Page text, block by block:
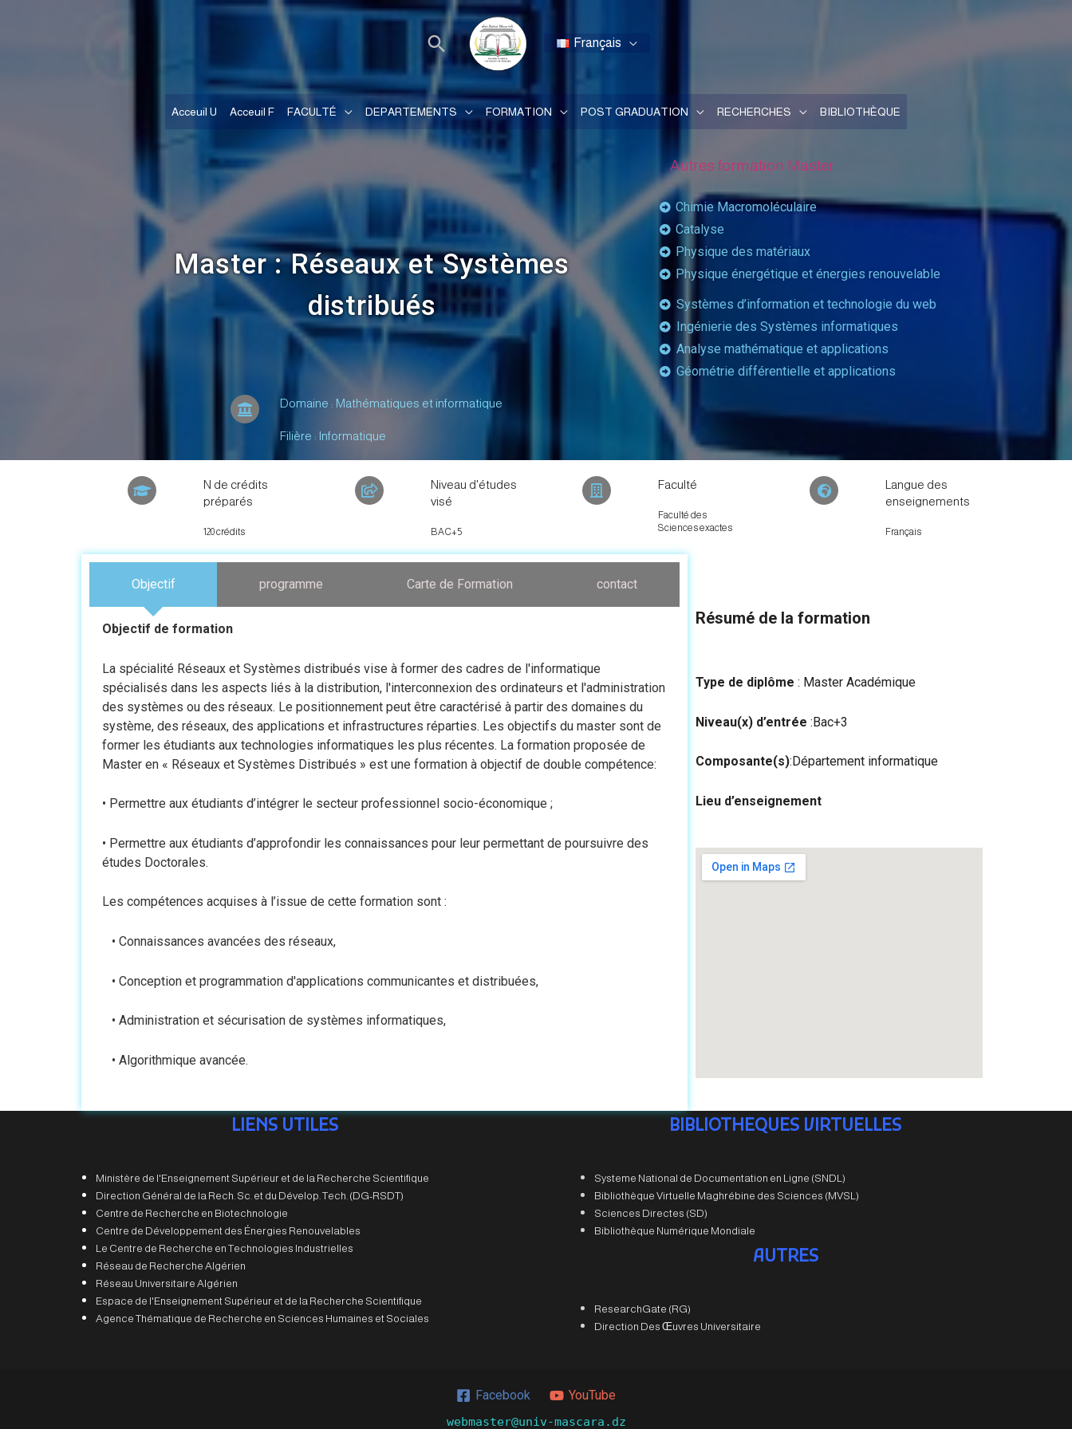
Français
Acceuil U Acceuil F FACULTÉ DEPARTEMENTS FORMATION POST GRADUATION RECHERCHES BIBLIOTHÈQUE
Master : Réseaux et Systèmes
distribués
Autres formation Master
Chimie Macromoléculaire
Catalyse
Physique des matériaux​
Physique énergétique et énergies renouvelable
Systèmes d’information et technologie du web
Ingénierie des Systèmes informatiques
Analyse mathématique et applications
Géométrie différentielle et applications
Domaine : Mathématiques et informatique
Filière : Informatique
N de crédits
préparés
120 crédits
Niveau d'études
visé
BAC+5
Faculté
Faculté des
Sciences exactes
Langue des
enseignements
Français
Objectif programme Carte de Formation contact
Objectif de formation
La spécialité Réseaux et Systèmes distribués vise à former des cadres de l'informatique
spécialisés dans les aspects liés à la distribution, l'interconnexion des ordinateurs et l'administration
des systèmes ou des réseaux. Le positionnement peut être caractérisé à partir des domaines du
système, des réseaux, des applications et infrastructures réparties. Les objectifs du master sont de
former les étudiants aux technologies informatiques les plus récentes. La formation proposée de
Master en « Réseaux et Systèmes Distribués » est une formation à objectif de double compétence:
• Permettre aux étudiants d’intégrer le secteur professionnel socio-économique ;
• Permettre aux étudiants d’approfondir les connaissances pour leur permettant de poursuivre des
études Doctorales.
Les compétences acquises à l’issue de cette formation sont :
• Connaissances avancées des réseaux,
• Conception et programmation d'applications communicantes et distribuées,
• Administration et sécurisation de systèmes informatiques,
• Algorithmique avancée.
Résumé de la formation
Type de diplôme : Master Académique
Niveau(x) d’entrée :Bac+3
Composante(s):Département informatique
Lieu d’enseignement
LIENS UTILES
Ministère de l'Enseignement Supérieur et de la Recherche Scientifique
Direction Général de la Rech. Sc. et du Dévelop. Tech. (DG-RSDT)
Centre de Recherche en Biotechnologie
Centre de Développement des Énergies Renouvelables
Le Centre de Recherche en Technologies Industrielles
Réseau de Recherche Algérien
Réseau Universitaire Algérien
Espace de l'Enseignement Supérieur et de la Recherche Scientifique
Agence Thématique de Recherche en Sciences Humaines et Sociales
BIBLIOTHEQUES VIRTUELLES
Systeme National de Documentation en Ligne (SNDL)
Bibliothèque Virtuelle Maghrébine des Sciences (MVSL)
Sciences Directes (SD)
Bibliothèque Numérique Mondiale
AUTRES
ResearchGate (RG)
Direction Des Œuvres Universitaire
Facebook YouTube
webmaster@univ-mascara.dz